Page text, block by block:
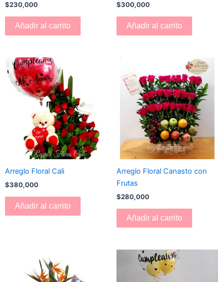
$230,000
Añadir al carrito
$300,000
Añadir al carrito
Arreglo Floral Cali
$380,000
Añadir al carrito
Arreglo Floral Canasto con
Frutas
$280,000
Añadir al carrito